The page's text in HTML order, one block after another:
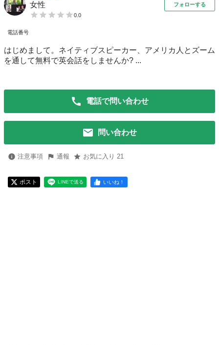
女性
0.0
フォローする
電話番号
はじめまして。ネイティブスピーカー、アメリカ人とズーム
を通して無料で英会話をしませんか? ...
電話で問い合わせ
問い合わせ
注意事項 通報 お気に入り 21
ポスト LINEで送る いいね！